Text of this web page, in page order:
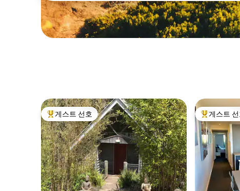
상위 게스트 선호
게스트 선호 상위 게스트
게스트